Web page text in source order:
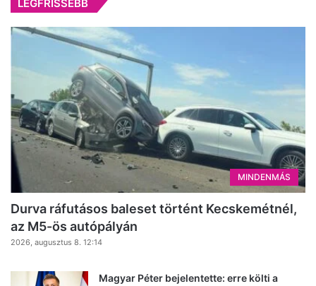
LEGFRISSEBB
MINDENMÁS
Durva ráfutásos baleset történt Kecskemétnél,
az M5-ös autópályán
2026, augusztus 8. 12:14
Magyar Péter bejelentette: erre költi a